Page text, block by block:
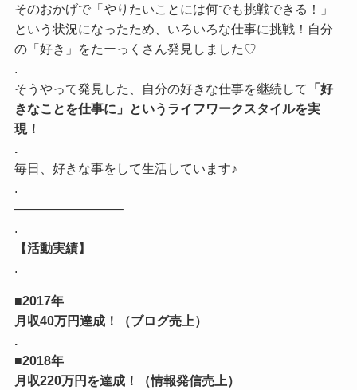
そのおかげで「やりたいことには何でも挑戦できる！」
という状況になったため、いろいろな仕事に挑戦！自分
の「好き」をたーっくさん発見しました♡
そうやって発見した、自分の好きな仕事を継続して
「好
きなことを仕事に」というライフワークスタイルを実
現！
毎日、好きな事をして生活しています♪
————————–
【活動実績】
■2017年
月収40万円達成！（ブログ売上）
.
■2018年
月収220万円を達成！（情報発信売上）